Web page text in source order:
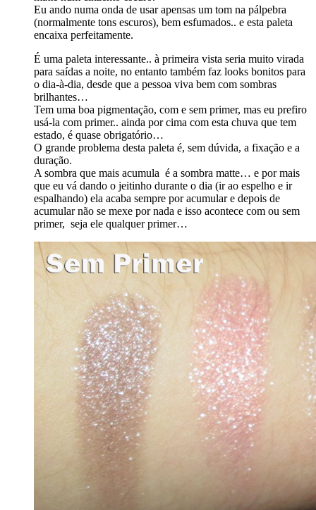
Eu ando numa onda de usar apensas um tom na pálpebra
(normalmente tons escuros), bem esfumados.. e esta paleta
encaixa perfeitamente.
É uma paleta interessante.. à primeira vista seria muito virada
para saídas a noite, no entanto também faz looks bonitos para
o dia-à-dia, desde que a pessoa viva bem com sombras
brilhantes…
Tem uma boa pigmentação, com e sem primer, mas eu prefiro
usá-la com primer.. ainda por cima com esta chuva que tem
estado, é quase obrigatório…
O grande problema desta paleta é, sem dúvida, a fixação e a
duração.
A sombra que mais acumula é a sombra matte… e por mais
que eu vá dando o jeitinho durante o dia (ir ao espelho e ir
espalhando) ela acaba sempre por acumular e depois de
acumular não se mexe por nada e isso acontece com ou sem
primer, seja ele qualquer primer…